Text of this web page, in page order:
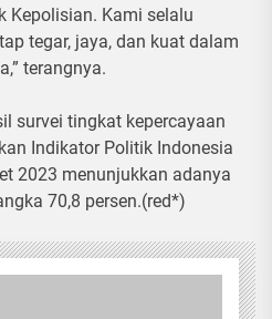
Kepolisian. Kami selalu
tegar, jaya, dan kuat dalam
terangnya.
survei tingkat kepercayaan
Indikator Politik Indonesia
2023 menunjukkan adanya
70,8 persen.(red*)